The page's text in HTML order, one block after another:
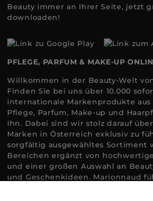
Beauty immer an Ihrer Seite, jetzt
downloaden!
PFLEGE, PARFUM & MAKE-UP
Willkommen in der Beauty-Welt
Finden Sie bei uns über 10.000
internationale Markenprodukte
Pflege, Parfum, Make-up und
Ihn. Dabei sind wir stolz darauf
Marken in Österreich exklusiv zu
sorgfältig ausgewähltes Sortiment
Bereichen ergänzt von
und einer großen Auswahl an
und Geschenkideen. Marionnaud